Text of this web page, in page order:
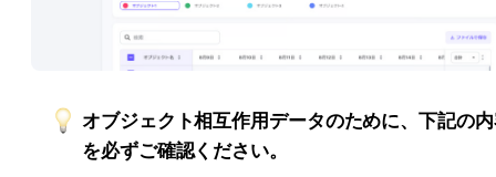
オブジェクト相互作用データのために、下記の
を必ずご確認ください。